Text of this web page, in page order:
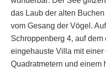
das Laub der alten
vom Gesang der Vögel.
Schroppenberg 4, auf
eingehauste Villa mit
Quadratmetern und einem